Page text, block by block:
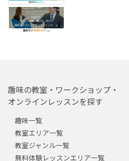
趣味の教室・ワークショップ・
オンラインレッスンを探す
趣味一覧
教室エリア一覧
教室ジャンル一覧
無料体験レッスンエリア一覧